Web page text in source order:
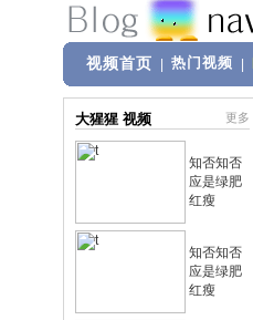
视频首页 热门视频
大猩猩 视频 更多
知否知否
应是绿肥
红瘦
知否知否
应是绿肥
红瘦